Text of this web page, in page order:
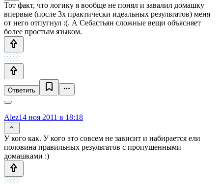
Тот факт, что логику я вообще не понял и завалил домашку
впервые (после 3х практически идеальных результатов) меня
от него отпугнул :(. А Себастьян сложные вещи объясняет
более простым языком.
Ответить
Alez14 ноя 2011 в 18:18
У кого как. У кого это совсем не зависит и набирается ели
половина правильных результатов с пропущенными
домашками :)